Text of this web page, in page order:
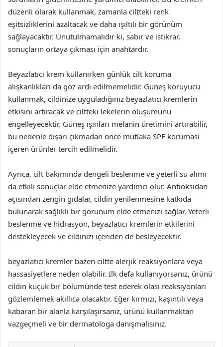
düzenli olarak kullanmak, zamanla ciltteki renk
eşitsizliklerini azaltacak ve daha ışıltılı bir görünüm
sağlayacaktır. Unutulmamalıdır ki, sabır ve istikrar,
sonuçların ortaya çıkması için anahtardır.
Beyazlatıcı krem kullanırken günlük cilt koruma
alışkanlıkları da göz ardı edilmemelidir. Güneş koruyucu
kullanmak, cildinize uyguladığınız beyazlatıcı kremlerin
etkisini artıracak ve ciltteki lekelerin oluşumunu
engelleyecektir. Güneş ışınları melanin üretimini artırabilir,
bu nedenle dışarı çıkmadan önce mutlaka SPF koruması
içeren ürünler tercih edilmelidir.
Ayrıca, cilt bakımında dengeli beslenme ve yeterli su alımı
da etkili sonuçlar elde etmenize yardımcı olur. Antioksidan
açısından zengin gıdalar, cildin yenilenmesine katkıda
bulunarak sağlıklı bir görünüm elde etmenizi sağlar. Yeterli
beslenme ve hidrasyon, beyazlatıcı kremlerin etkilerini
destekleyecek ve cildinizi içeriden de besleyecektir.
beyazlatıcı kremler bazen ciltte alerjik reaksiyonlara veya
hassasiyetlere neden olabilir. İlk defa kullanıyorsanız, ürünü
cildin küçük bir bölümünde test ederek olası reaksiyonları
gözlemlemek akıllıca olacaktır. Eğer kırmızı, kaşıntılı veya
kabaran bir alanla karşılaşırsanız, ürünü kullanmaktan
vazgeçmeli ve bir dermatologa danışmalısınız.